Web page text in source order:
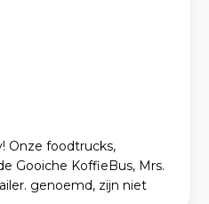
Onze foodtrucks,
Gooiche KoffieBus, Mrs.
genoemd, zijn niet